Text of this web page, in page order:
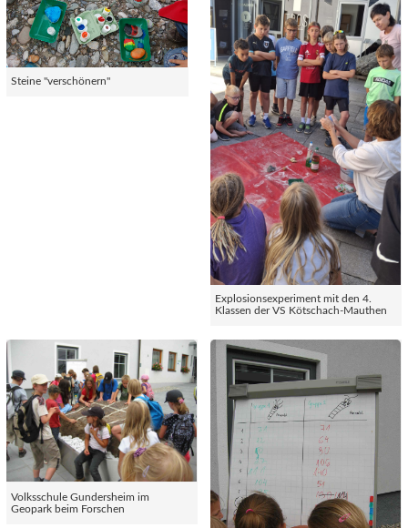
Steine "verschönern"
Explosionsexperiment mit den 4.
Klassen der VS Kötschach-Mauthen
Volksschule Gundersheim im
Geopark beim Forschen